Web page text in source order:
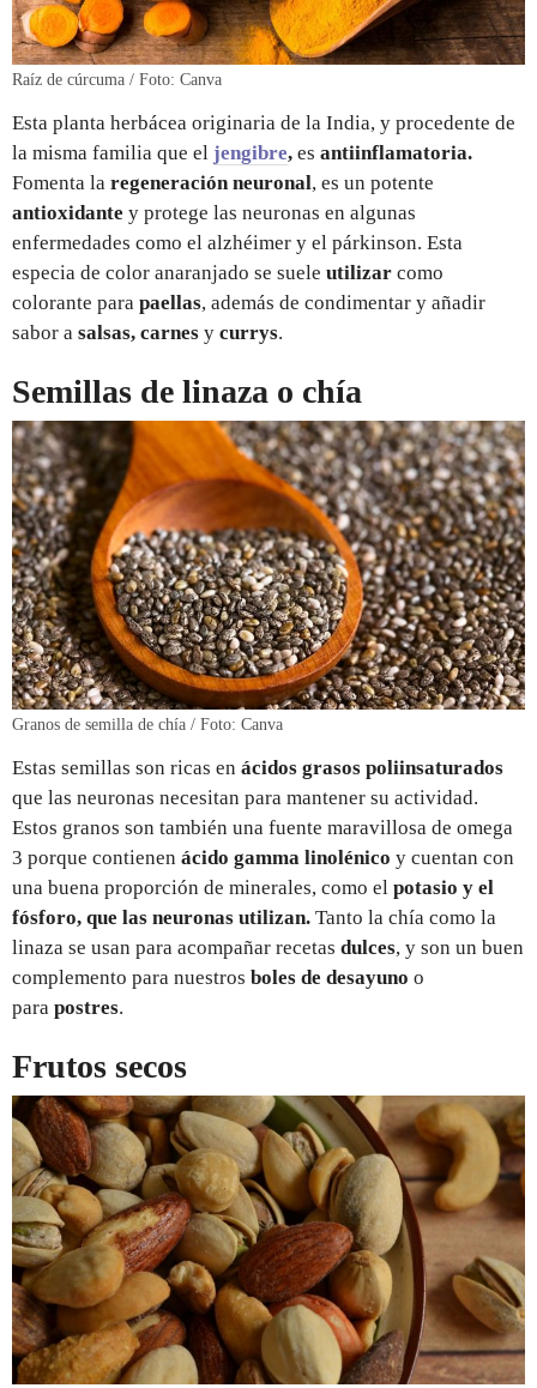
Raíz de cúrcuma / Foto: Canva
Esta planta herbácea originaria de la India, y procedente de
la misma familia que el jengibre, es antiinflamatoria.
Fomenta la regeneración neuronal, es un potente
antioxidante y protege las neuronas en algunas
enfermedades como el alzhéimer y el párkinson. Esta
especia de color anaranjado se suele utilizar como
colorante para paellas, además de condimentar y añadir
sabor a salsas, carnes y currys.
Semillas de linaza o chía
Granos de semilla de chía / Foto: Canva
Estas semillas son ricas en ácidos grasos poliinsaturados
que las neuronas necesitan para mantener su actividad.
Estos granos son también una fuente maravillosa de omega
3 porque contienen ácido gamma linolénico y cuentan con
una buena proporción de minerales, como el potasio y el
fósforo, que las neuronas utilizan. Tanto la chía como la
linaza se usan para acompañar recetas dulces, y son un buen
complemento para nuestros boles de desayuno o
para postres.
Frutos secos